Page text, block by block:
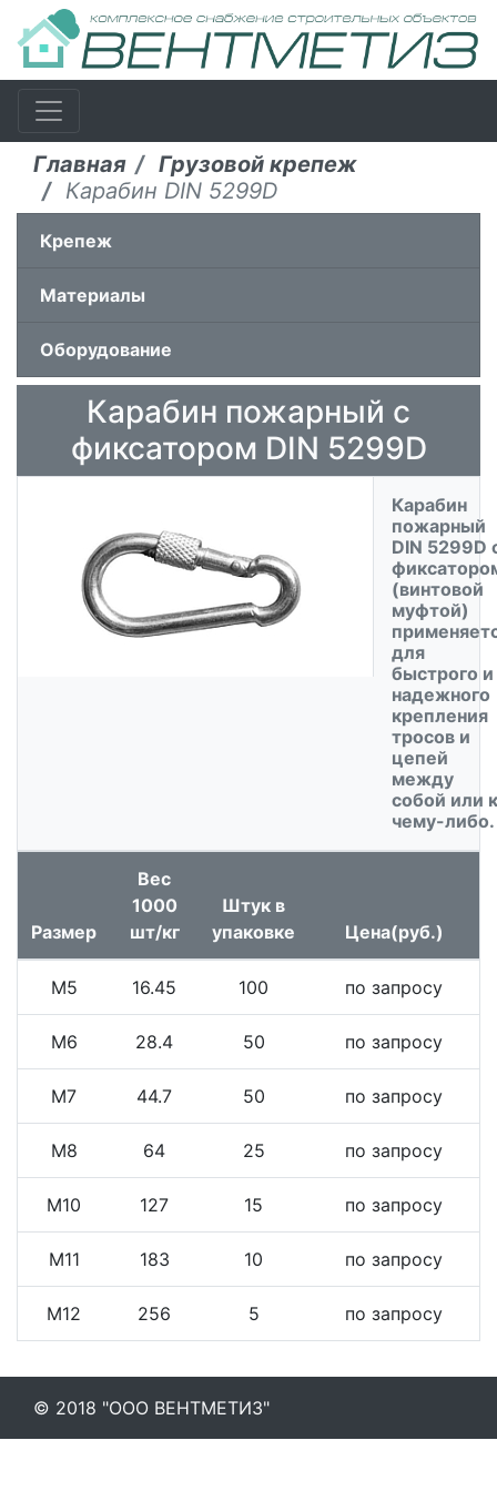
Главная
Грузовой крепеж
Карабин DIN 5299D
Крепеж
Материалы
Оборудование
Карабин пожарный с
фиксатором DIN 5299D
Карабин
пожарный
DIN 5299D
(винтовой
муфтой)
для
быстрого и
надежного
крепления
тросов и
цепей
между
собой или к
чему-либо.
Размер
Вес
1000
шт/кг
Штук в
упаковке
Цена(руб.)
М5 16.45 100 по запросу
М6 28.4 50 по запросу
М7 44.7 50 по запросу
М8 64 25 по запросу
М10 127 15 по запросу
М11 183 10 по запросу
М12 256 5 по запросу
© 2018 "ООО ВЕНТМЕТИЗ"